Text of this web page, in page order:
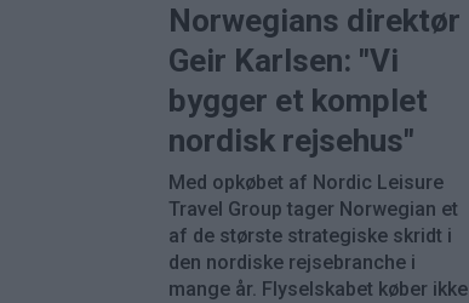
Norwegians direktør
Geir Karlsen: "Vi
bygger et komplet
nordisk rejsehus"
Med opkøbet af Nordic Leisure
Travel Group tager Norwegian et
af de største strategiske skridt i
den nordiske rejsebranche i
mange år. Flyselskabet køber ikke